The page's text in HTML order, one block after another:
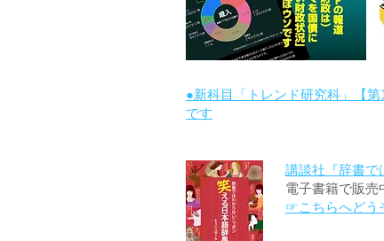
●新科目「トレンド研究科」【
です
講談社『辞書で
電子書籍で販売
☞こちらへどう